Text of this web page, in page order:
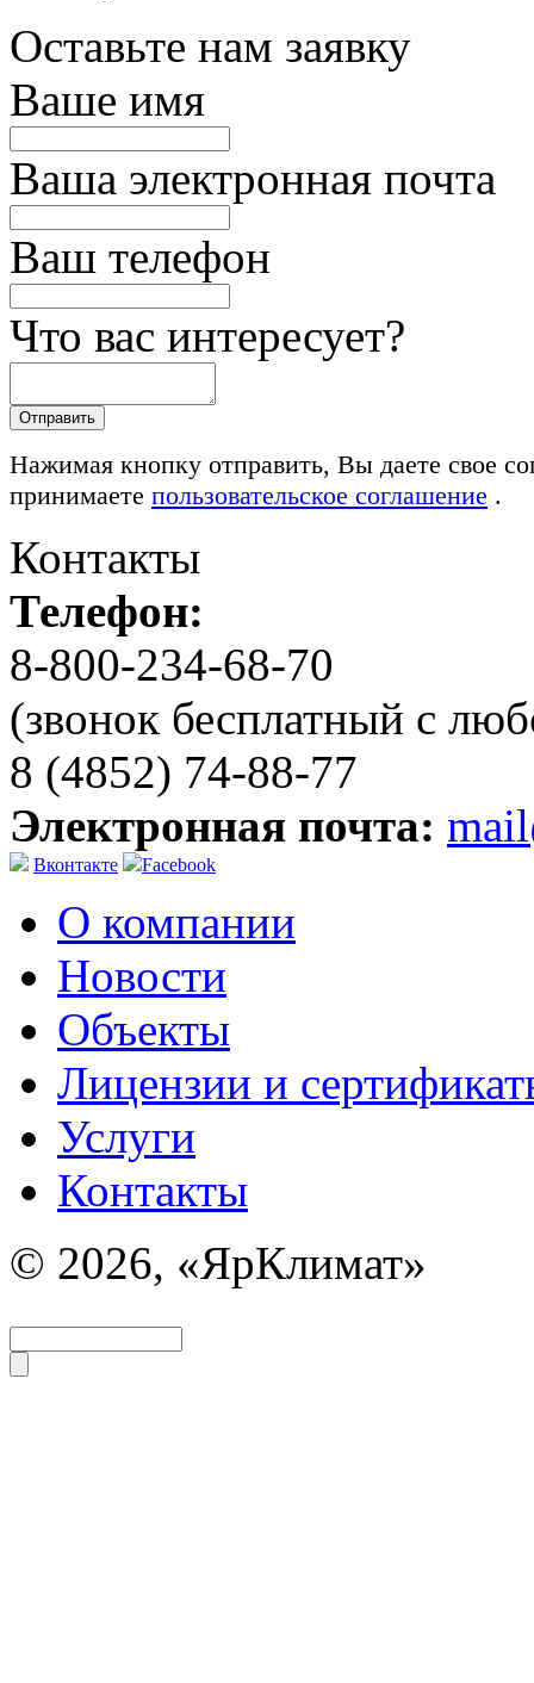
Оставьте нам заявку
Ваше имя
Ваша электронная почта
Ваш телефон
Что вас интересует?
Нажимая кнопку отправить, Вы даете свое
принимаете пользовательское соглашение .
Контакты
Телефон:
8-800-234-68-70
(звонок бесплатный с
8 (4852) 74-88-77
Электронная почта:
Вконтакте Facebook
О компании
Новости
Объекты
Лицензии и
Услуги
Контакты
© 2026, «ЯрКлимат»